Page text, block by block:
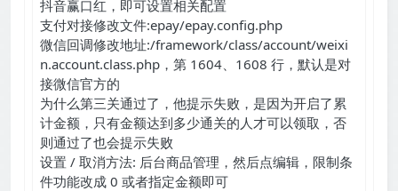
抖音赢口红，即可设置相关配置
支付对接修改文件:epay/epay.config.php
微信回调修改地址:/framework/class/account/weixi
n.account.class.php，第 1604、1608 行，默认是对
接微信官方的
为什么第三关通过了，他提示失败，是因为开启了累
计金额，只有金额达到多少通关的人才可以领取，否
则通过了也会提示失败
设置 / 取消方法: 后台商品管理，然后点编辑，限制条
件功能改成 0 或者指定金额即可